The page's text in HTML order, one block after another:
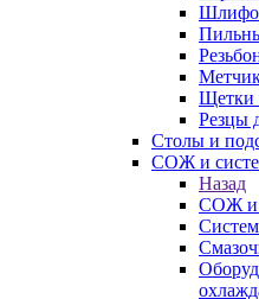
Щетки
Резцы
Столы и
СОЖ и
Назад
СОЖ и